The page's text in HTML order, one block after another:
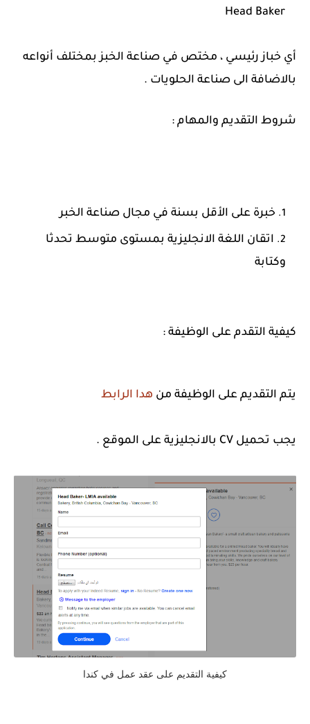
أي خباز رئيسي ، مختص في صناعة الخبز بمختلف أنواعه
بالاضافة الى صناعة الحلويات .
شروط التقديم والمهام :
خبرة على الأقل بسنة في مجال صناعة الخبر
اتقان اللغة الانجليزية بمستوى متوسط تحدثا
وكتابة
كيفية التقدم على الوظيفة :
يتم التقديم على الوظيفة من هدا الرابط
يجب تحميل CV بالانجليزية على الموقع .
كيفية التقديم على عقد عمل في كندا